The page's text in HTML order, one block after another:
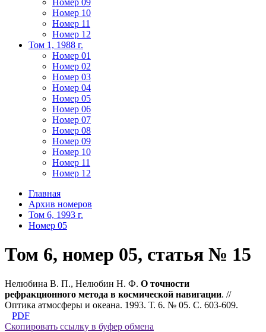
Номер 09
Номер 10
Номер 11
Номер 12
Том 1, 1988 г.
Номер 01
Номер 02
Номер 03
Номер 04
Номер 05
Номер 06
Номер 07
Номер 08
Номер 09
Номер 10
Номер 11
Номер 12
Главная
Архив номеров
Том 6, 1993 г.
Номер 05
Том 6, номер 05, статья № 15
Нелюбина В. П., Нелюбин Н. Ф. О точности
рефракционного метода в космической навигации. //
Оптика атмосферы и океана. 1993. Т. 6. № 05. С. 603-609.
PDF
Скопировать ссылку в буфер обмена